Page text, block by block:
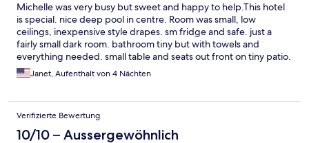
Michelle was very busy but sweet and happy to help.This hotel
is special. nice deep pool in centre. Room was small, low
ceilings, inexpensive style drapes. sm fridge and safe. just a
fairly small dark room. bathroom tiny but with towels and
everything needed. small table and seats out front on tiny patio.
the pool area is nice to meet folks and chat. loads of plants and
veg around paths which basically create the beautiful
Janet, Aufenthalt von 4 Nächten
Verifizierte Bewertung
10/10 – Aussergewöhnlich